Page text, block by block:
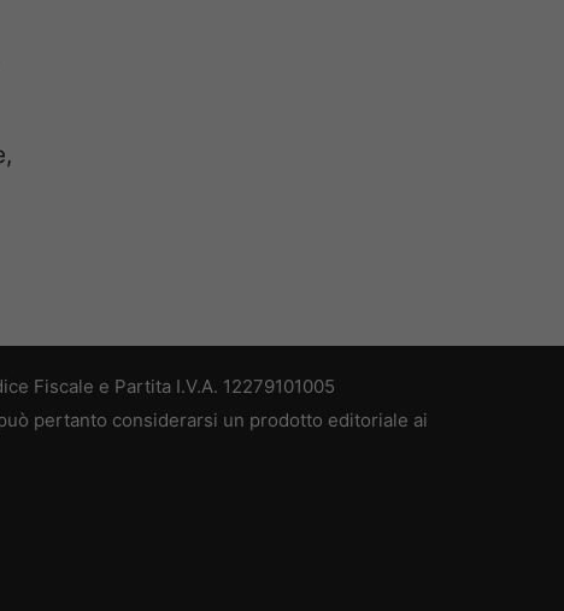
Fiscale e Partita I.V.A. 12279101005
pertanto considerarsi un prodotto editoriale ai